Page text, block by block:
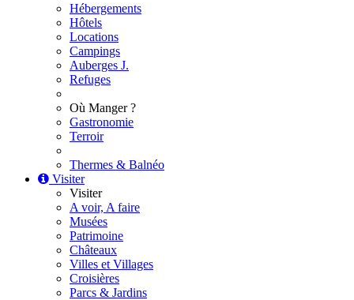
Hébergements
Hôtels
Locations
Campings
Auberges J.
Refuges
Où Manger ?
Gastronomie
Terroir
Thermes & Balnéo
Visiter
Visiter
A voir, A faire
Musées
Patrimoine
Châteaux
Villes et Villages
Croisières
Parcs & Jardins